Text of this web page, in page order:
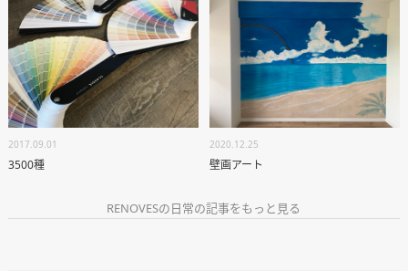
STAFF BLOG
RECRUIT
資料請求
個別相談
2017.09.01
3500種
2020.12.25
壁画アート
RENOVESの日常の記事をもっと見る